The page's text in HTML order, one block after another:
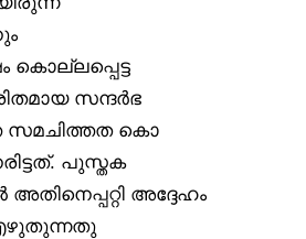
സന്ദർഭ
സമചിത്തത കൊ
പുസ്തക
അതിനെപ്പറ്റി അദ്ദേഹം
എഴുതുന്നതു